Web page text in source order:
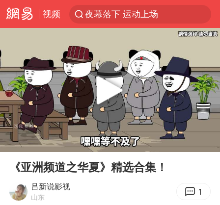
视频
夜幕落下 运动上场
1岁宝宝碰坏纸巾盒 宝妈被索赔924元
Meta被判支付5.67亿美元
台风白海豚逼近 暴雨大暴雨来袭
OpenAI为免费用户升级GPT-5.6 Luna
中国稀土盘中涨停
Play
00:00 06:49
《亚洲频道之华夏》精选合集！
吕新说影视
山东 1